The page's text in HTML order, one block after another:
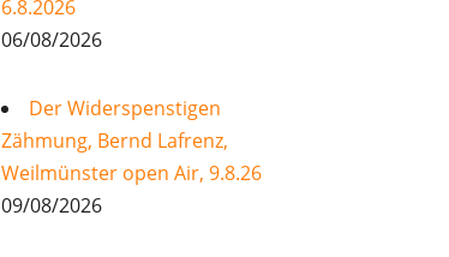
6.8.2026
06/08/2026
Der Widerspenstigen
Zähmung, Bernd Lafrenz,
Weilmünster open Air, 9.8.26
09/08/2026